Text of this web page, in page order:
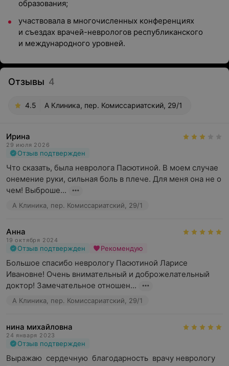
образования;
участвовала в многочисленных конференциях
и съездах врачей-неврологов республиканского
и международного уровней.
Отзывы 4
4.5 А Клиника, пер. Комиссариатский, 29/1
Ирина
29 июля 2026
Отзыв подтвержден
Что сказать, была невролога Пасютиной. В моем случае
онемение руки, сильная боль в плече. Для меня она не о
чем! Выброше...
А Клиника, пер. Комиссариатский, 29/1
Анна
19 октября 2024
Отзыв подтвержден Рекомендую
Большое спасибо неврологу Пасютиной Ларисе
Ивановне! Очень внимательный и доброжелательный
доктор! Замечательное отношен...
А Клиника, пер. Комиссариатский, 29/1
нина михайловна
24 января 2023
Отзыв подтвержден
Выражаю  сердечную  благодарность  врачу неврологу